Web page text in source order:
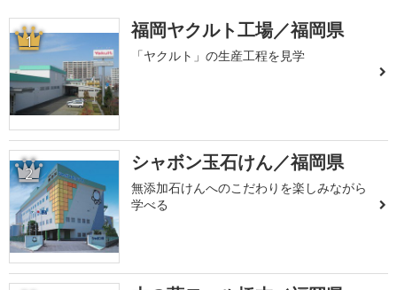
1 福岡ヤクルト工場／福岡県
「ヤクルト」の生産工程を見学
2 シャボン玉石けん／福岡県
無添加石けんへのこだわりを楽しみながら
学べる